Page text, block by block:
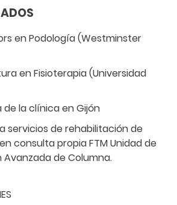
en Podología (Westminster
en Fisioterapia (Universidad
de la clínica en Gijón
servicios de rehabilitación de
consulta propia FTM Unidad de
Avanzada de Columna.